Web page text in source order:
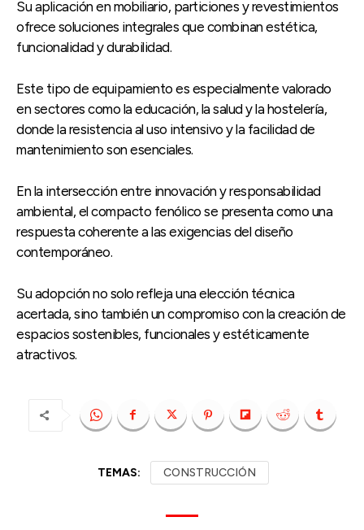
Su aplicación en mobiliario, particiones y revestimientos
ofrece soluciones integrales que combinan estética,
funcionalidad y durabilidad.
Este tipo de equipamiento es especialmente valorado
en sectores como la educación, la salud y la hostelería,
donde la resistencia al uso intensivo y la facilidad de
mantenimiento son esenciales.
En la intersección entre innovación y responsabilidad
ambiental, el compacto fenólico se presenta como una
respuesta coherente a las exigencias del diseño
contemporáneo.
Su adopción no solo refleja una elección técnica
acertada, sino también un compromiso con la creación de
espacios sostenibles, funcionales y estéticamente
atractivos.
TEMAS: CONSTRUCCIÓN